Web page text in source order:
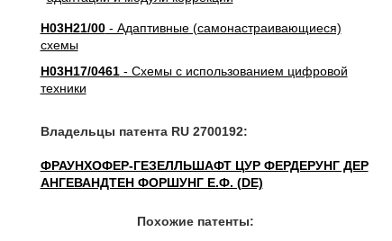
H03H21/00- Адаптивные (самонастраивающиеся)
схемы
H03H17/0461- Схемы с использованием цифровой
техники
Владельцы патента RU 2700192:
ФРАУНХОФЕР-ГЕЗЕЛЛЬШАФТ ЦУР ФЕРДЕРУНГ ДЕР
АНГЕВАНДТЕН ФОРШУНГ Е.Ф. (DE)
Похожие патенты: